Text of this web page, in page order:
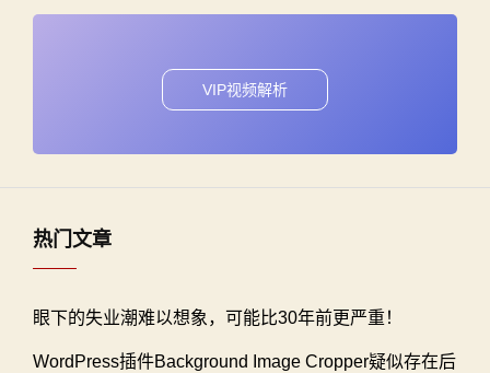
VIP视频解析
热门文章
眼下的失业潮难以想象，可能比30年前更严重！
WordPress插件Background Image Cropper疑似存在后